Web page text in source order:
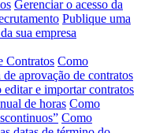
Gerenciar o acesso da
Publique uma
sua empresa
Contratos Como
de aprovação de contratos
editar e importar contratos
de horas Como
Como